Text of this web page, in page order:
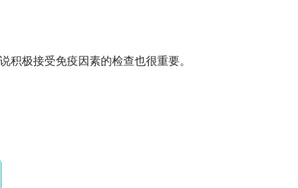
极接受免疫因素的检查也很重要。